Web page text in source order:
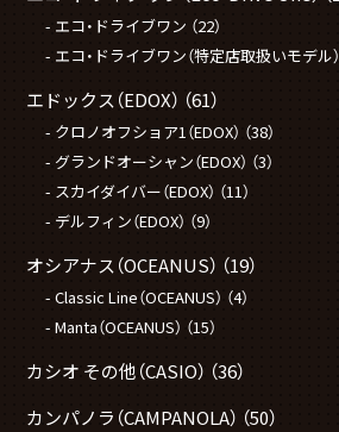
エコ・ドライブワン （22）
エコ・ドライブワン（特定店取扱いモデル）
エドックス（EDOX） （61）
クロノオフショア1（EDOX） （38）
グランドオーシャン（EDOX） （3）
スカイダイバー（EDOX） （11）
デルフィン（EDOX） （9）
オシアナス（OCEANUS） （19）
Classic Line（OCEANUS） （4）
Manta（OCEANUS） （15）
カシオ その他（CASIO） （36）
カンパノラ（CAMPANOLA） （50）